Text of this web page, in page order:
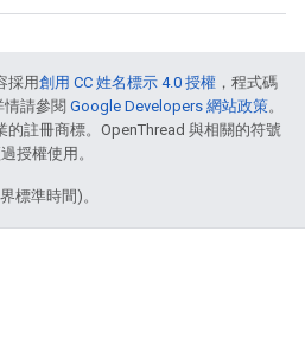
採用創用 CC 姓名標示 4.0 授權 ，程式碼
情請參閱 Google Developers 網站政策。
的註冊商標。OpenThread 與相關的符號
授權使用。
標準時間)。